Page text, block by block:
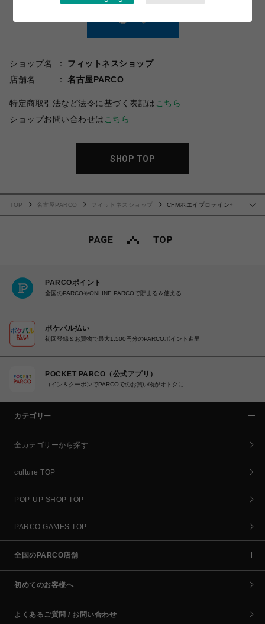
ショップ名
フィットネスショップ
店舗名
名古屋PARCO
特定商取引法など法令に基づく表記は こちら
ショップお問い合わせは こちら
SHOP TOP
TOP 名古屋PARCO フィットネスショップ
CFMホエイプロテイン+ホ
PARCOポイント
全国のPARCOやONLINE PARCOで貯まる＆使える
ポケパル払い
初回登録＆お買物で最大1,500円分のPARCOポイント進呈
POCKET PARCO（公式アプリ）
コイン＆クーポンでPARCOでのお買い物がオトクに
カテゴリー
全カテゴリーから探す
culture TOP
POP-UP SHOP TOP
PARCO GAMES TOP
全国のPARCO店舗
初めてのお客様へ
よくあるご質問 / お問い合わせ